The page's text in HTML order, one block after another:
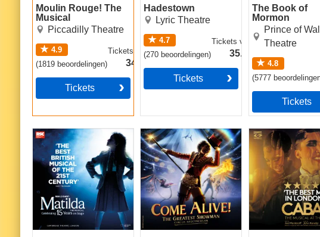
Moulin Rouge! The
Musical
Piccadilly Theatre
4.9
(1819beoordelingen)
Tickets vanaf
34.49€
Tickets
Hadestown
Lyric Theatre
4.7
(270 beoordelingen)
Ticketsvanaf
35.49€
Tickets
The Book of
Mormon
Prince of
Theatre
4.8
(5777
Tickets
Matilda The Musical
Come Alive! The
Greatest Showman
Circus Spectacular
Cabaret